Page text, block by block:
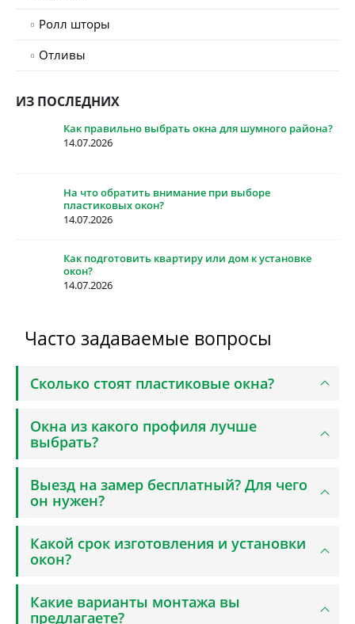
Ролл шторы
Отливы
ИЗ ПОСЛЕДНИХ
Как правильно выбрать окна для шумного района?
14.07.2026
На что обратить внимание при выборе
пластиковых окон?
14.07.2026
Как подготовить квартиру или дом к установке
окон?
14.07.2026
Часто задаваемые вопросы
Сколько стоят пластиковые окна?
Окна из какого профиля лучше
выбрать?
Выезд на замер бесплатный? Для чего
он нужен?
Какой срок изготовления и установки
окон?
Какие варианты монтажа вы
предлагаете?